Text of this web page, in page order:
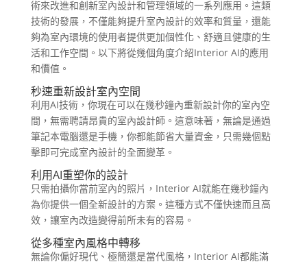
術來改進和創新室內設計和管理領域的一系列應用。這類
技術的發展，不僅能夠提升室內設計的效率和質量，還能
夠為室內環境的使用者提供更加個性化、舒適且健康的生
活和工作空間。以下將從幾個角度介紹Interior AI的應用
和價值。
秒速重新設計室內空間
利用AI技術，你現在可以在幾秒鐘內重新設計你的室內空
間，無需聘請昂貴的室內設計師。這意味著，無論是通過
筆記本電腦還是手機，你都能節省大量資金，只需幾個點
擊即可完成室內設計的全面變革。
利用AI重塑你的設計
只需拍攝你當前室內的照片，Interior AI就能在幾秒鐘內
為你提供一個全新設計的方案。這種方式不僅快速而且高
效，讓室內改造變得前所未有的容易。
從多種室內風格中轉移
無論你偏好現代、極簡還是當代風格，Interior AI都能滿